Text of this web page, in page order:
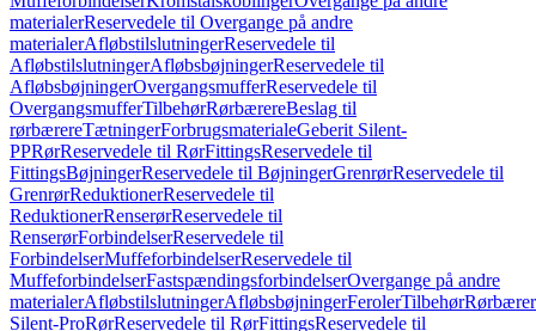
materialerReservedele til Overgange på andre
materialerAfløbstilslutningerReservedele til
AfløbstilslutningerAfløbsbøjningerReservedele til
AfløbsbøjningerOvergangsmufferReservedele til
OvergangsmufferTilbehørRørbærereBeslag til
rørbærereTætningerForbrugsmaterialeGeberit Silent-
PPRørReservedele til RørFittingsReservedele til
FittingsBøjningerReservedele til BøjningerGrenrørReservedele til
GrenrørReduktionerReservedele til
ReduktionerRenserørReservedele til
RenserørForbindelserReservedele til
ForbindelserMuffeforbindelserReservedele til
MuffeforbindelserFastspændingsforbindelserOvergange på andre
materialerAfløbstilslutningerAfløbsbøjningerFerolerTilbehør
Silent-ProRørReservedele til RørFittingsReservedele til